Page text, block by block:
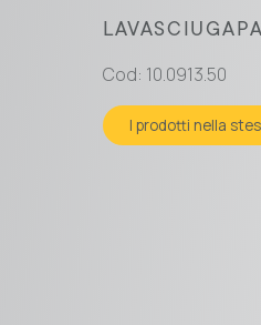
Cod: 10.0913.50